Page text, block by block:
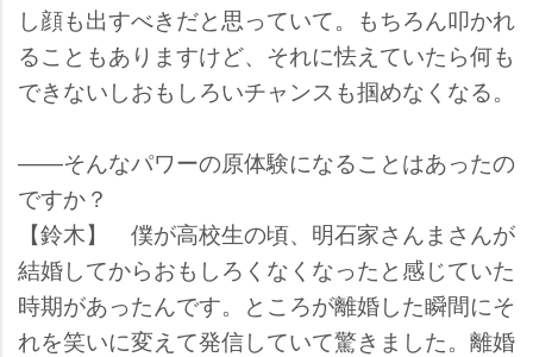
し顔も出すべきだと思っていて。もちろん叩かれ
ることもありますけど、それに怯えていたら何も
できないしおもしろいチャンスも掴めなくなる。
――そんなパワーの原体験になることはあったの
ですか？
【鈴木】 僕が高校生の頃、明石家さんまさんが
結婚してからおもしろくなくなったと感じていた
時期があったんです。ところが離婚した瞬間にそ
れを笑いに変えて発信していて驚きました。離婚